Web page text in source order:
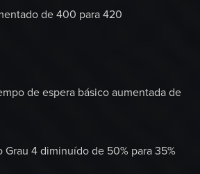
de 400 para 420
de espera básico aumentada de
Grau 4 diminuído de 50% para 35%